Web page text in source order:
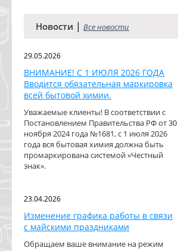
Новости | Все новости
29.05.2026
ВНИМАНИЕ! С 1 ИЮЛЯ 2026 ГОДА
Вводится обязательная маркировка
всей бытовой химии.
Уважаемые клиенты! В соответствии с
Постановлением Правительства РФ от 30
ноября 2024 года №1681, с 1 июля 2026
года вся бытовая химия должна быть
промаркирована системой «Честный
знак».
23.04.2026
Изменение графика работы в связи
с майскими праздниками
Обращаем ваше внимание на режим